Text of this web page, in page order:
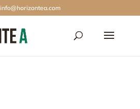
info@horizontea.com